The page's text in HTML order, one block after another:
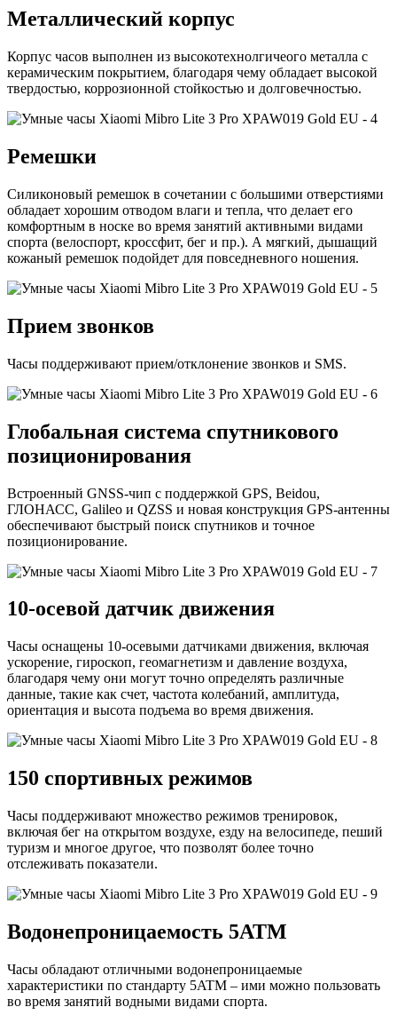
Металлический корпус
Корпус часов выполнен из высокотехнолгичеого металла с
керамическим покрытием, благодаря чему обладает высокой
твердостью, коррозионной стойкостью и долговечностью.
Ремешки
Силиконовый ремешок в сочетании с большими отверстиями
обладает хорошим отводом влаги и тепла, что делает его
комфортным в носке во время занятий активными видами
спорта (велоспорт, кроссфит, бег и пр.). А мягкий, дышащий
кожаный ремешок подойдет для повседневного ношения.
Прием звонков
Часы поддерживают прием/отклонение звонков и SMS.
Глобальная система спутникового
позиционирования
Встроенный GNSS-чип с поддержкой GPS, Beidou,
ГЛОНАСС, Galileo и QZSS и новая конструкция GPS-антенны
обеспечивают быстрый поиск спутников и точное
позиционирование.
10-осевой датчик движения
Часы оснащены 10-осевыми датчиками движения, включая
ускорение, гироскоп, геомагнетизм и давление воздуха,
благодаря чему они могут точно определять различные
данные, такие как счет, частота колебаний, амплитуда,
ориентация и высота подъема во время движения.
150 спортивных режимов
Часы поддерживают множество режимов тренировок,
включая бег на открытом воздухе, езду на велосипеде, пеший
туризм и многое другое, что позволят более точно
отслеживать показатели.
Водонепроницаемость 5ATM
Часы обладают отличными водонепроницаемые
характеристики по стандарту 5ATM – ими можно пользовать
во время занятий водными видами спорта.